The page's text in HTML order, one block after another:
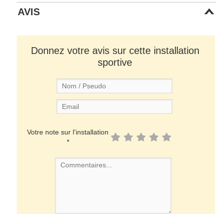
AVIS
Donnez votre avis sur cette installation
sportive
Votre note sur l'installation
*